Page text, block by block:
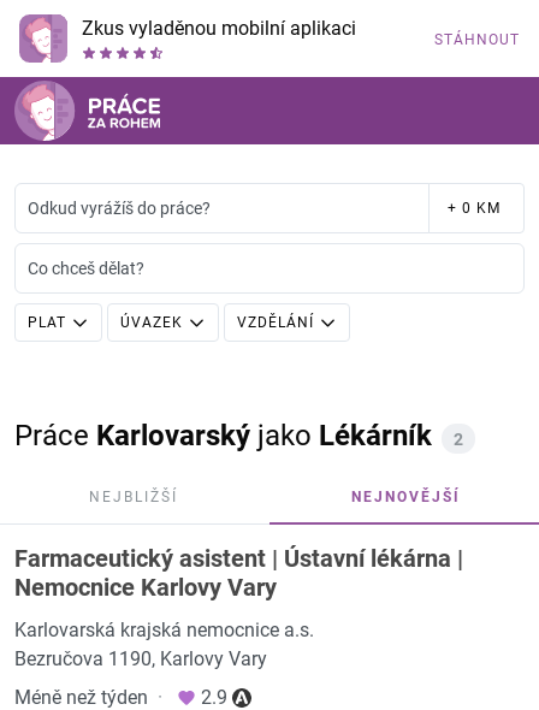
Zkus vyladěnou mobilní aplikaci STÁHNOUT
Odkud vyrážíš do práce? + 0 KM
Co chceš dělat?
PLAT ÚVAZEK VZDĚLÁNÍ
Práce Karlovarský jako Lékárník 2
NEJBLIŽŠÍ NEJNOVĚJŠÍ
Farmaceutický asistent | Ústavní lékárna |
Nemocnice Karlovy Vary
Karlovarská krajská nemocnice a.s.
Bezručova 1190, Karlovy Vary
Méně než týden · 2.9